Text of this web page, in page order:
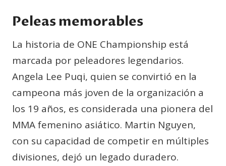
Peleas memorables
La historia de ONE Championship está
marcada por peleadores legendarios.
Angela Lee Puqi, quien se convirtió en la
campeona más joven de la organización a
los 19 años, es considerada una pionera del
MMA femenino asiático. Martin Nguyen,
con su capacidad de competir en múltiples
divisiones, dejó un legado duradero.